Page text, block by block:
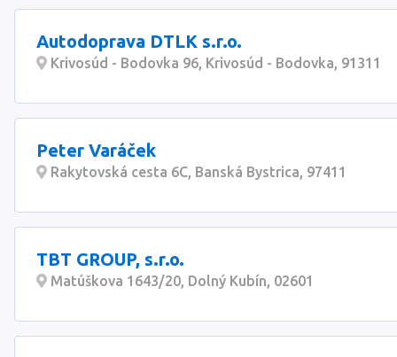
Autodoprava DTLK s.r.o.
Krivosúd - Bodovka 96, Krivosúd - Bodovka, 91311
Peter Varáček
Rakytovská cesta 6C, Banská Bystrica, 97411
TBT GROUP, s.r.o.
Matúškova 1643/20, Dolný Kubín, 02601